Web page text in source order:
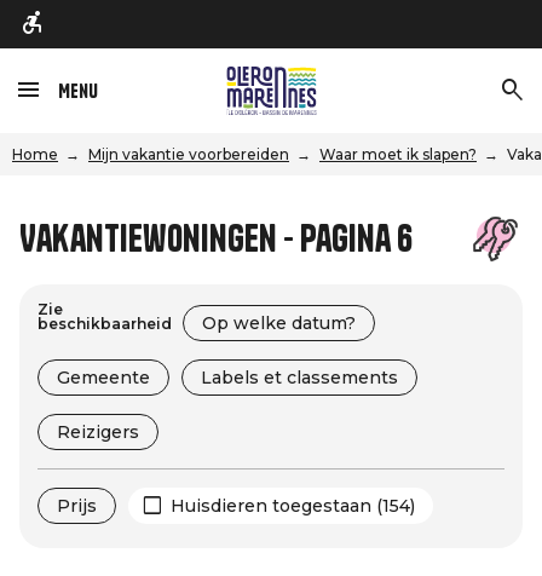
Menu
Home Mijn vakantie voorbereiden Waar moet ik slapen?
Vakantiewoningen - Pagina 6
Zie
beschikbaarheid
Op welke datum?
Gemeente Labels et classements
Reizigers
Prijs Huisdieren toegestaan (154)